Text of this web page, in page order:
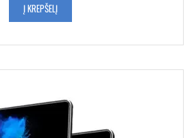
Į KREPŠELĮ